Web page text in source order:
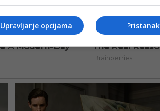
Pristanak
Upravljanje opcijama